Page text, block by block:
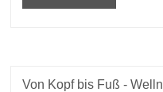
Von Kopf bis Fuß -